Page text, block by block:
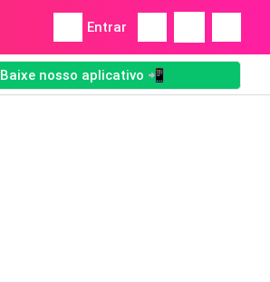
Entrar
Baixe nosso aplicativo 📲